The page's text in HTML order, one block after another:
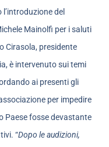
del
Mainolfi per i saluti
Cirasola, presidente
è intervenuto sui temi
ai presenti gli
per impedire
Paese fosse devastante
“Dopo le audizioni,